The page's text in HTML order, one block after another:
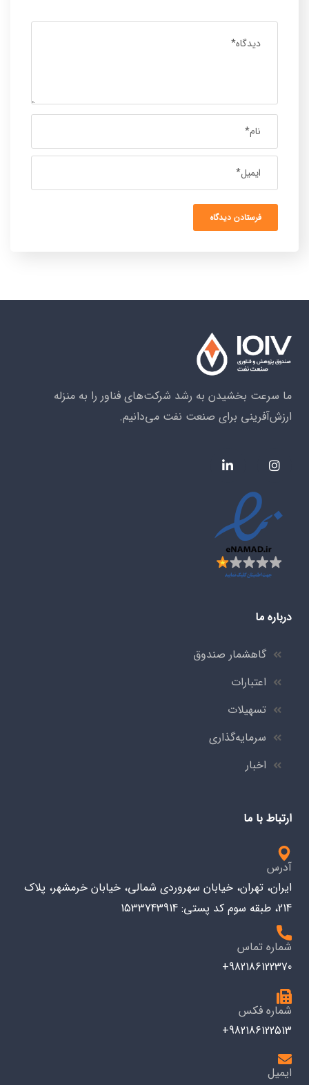
ما سرعت بخشیدن به رشد شرکت‌های فناور را به منزله
ارزش‌آفرینی برای صنعت نفت می‌دانیم.
درباره ما
گاهشمار صندوق
اعتبارات
تسهیلات
سرمایه‌گذاری
اخبار
ارتباط با ما
آدرس
ایران، تهران، خیابان سهروردی شمالی، خیابان خرمشهر، پلاک
214، طبقه سوم کد پستی: 1533743914
شماره تماس
982186122370+
شماره فکس
982186122513+
ایمیل